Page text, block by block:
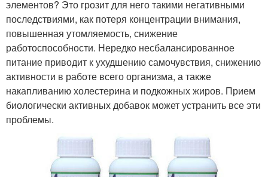
элементов? Это грозит для него такими негативными
последствиями, как потеря концентрации внимания,
повышенная утомляемость, снижение
работоспособности. Нередко несбалансированное
питание приводит к ухудшению самочувствия, снижению
активности в работе всего организма, а также
накапливанию холестерина и подкожных жиров. Прием
биологически активных добавок может устранить все эти
проблемы.